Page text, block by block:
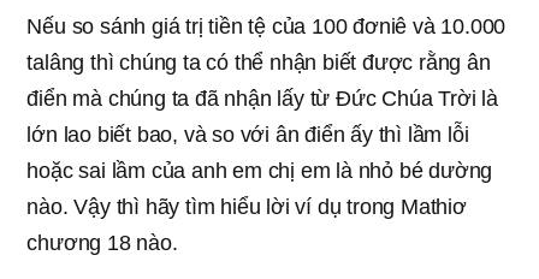
Nếu so sánh giá trị tiền tệ của 100 đơniê và 10.000
talâng thì chúng ta có thể nhận biết được rằng ân
điển mà chúng ta đã nhận lấy từ Đức Chúa Trời là
lớn lao biết bao, và so với ân điển ấy thì lầm lỗi
hoặc sai lầm của anh em chị em là nhỏ bé dường
nào. Vậy thì hãy tìm hiểu lời ví dụ trong Mathiơ
chương 18 nào.